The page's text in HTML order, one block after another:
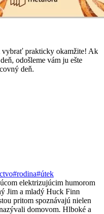
vybrať prakticky okamžite! Ak
odošleme vám ju ešte
deň.
#rodina#útek
elektrizujúcim humorom
Jim a mladý Huck Finn
pritom spoznávajú nielen
domovom. Hlboké a